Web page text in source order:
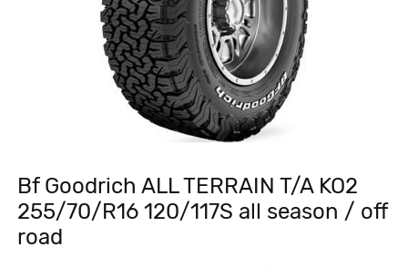
Bf Goodrich ALL TERRAIN T/A KO2
255/70/R16 120/117S all season / off
road